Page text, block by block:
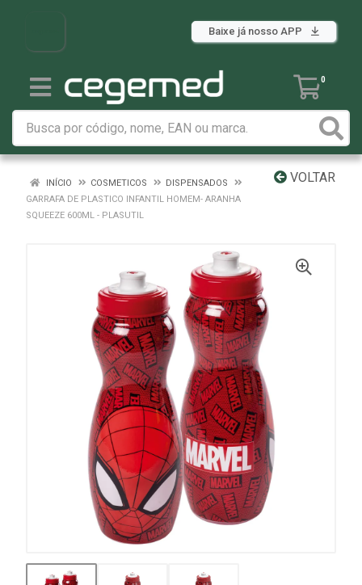
Baixe já nosso APP
0
VOLTAR
INÍCIO COSMETICOS
DISPENSADOS
GARRAFA DE PLASTICO INFANTIL HOMEM- ARANHA
SQUEEZE 600ML - PLASUTIL